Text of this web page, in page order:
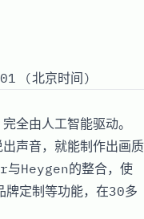
(北京时间)
全由人工智能驱动。
声音，就能制作出画质
与Heygen的整合，使
定制等功能，在30多